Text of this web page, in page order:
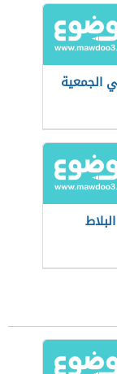
الجمعية